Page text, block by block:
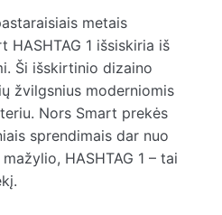
metais
HASHTAG 1 išsiskiria iš
Ši išskirtinio dizaino
žvilgsnius moderniomis
Nors Smart prekės
sprendimais dar nuo
HASHTAG 1 – tai